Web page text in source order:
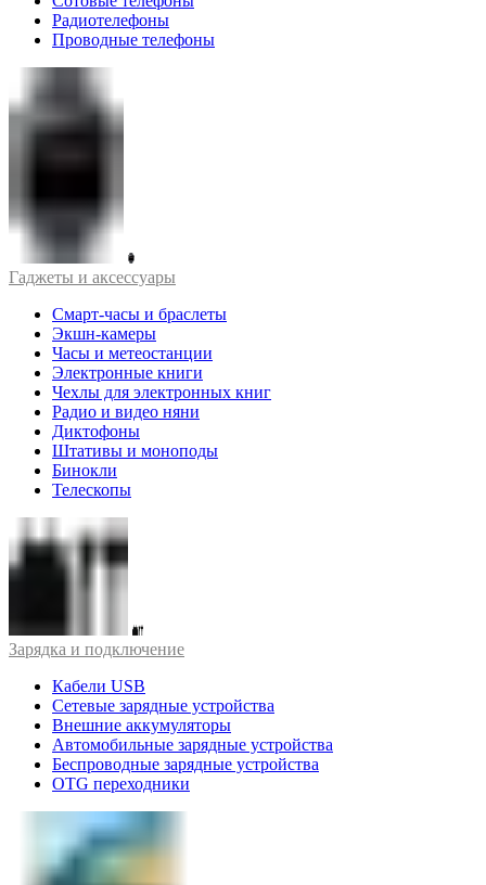
Радиотелефоны
Проводные телефоны
Гаджеты и аксессуары
Смарт-часы и браслеты
Экшн-камеры
Часы и метеостанции
Электронные книги
Чехлы для электронных книг
Радио и видео няни
Диктофоны
Штативы и моноподы
Бинокли
Телескопы
Зарядка и подключение
Кабели USB
Сетевые зарядные устройства
Внешние аккумуляторы
Автомобильные зарядные устройства
Беспроводные зарядные устройства
OTG переходники